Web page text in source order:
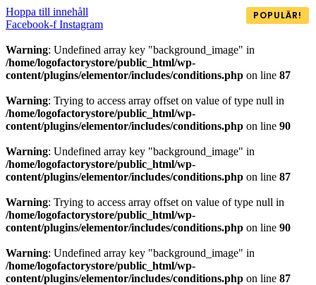
Hoppa till innehåll
Facebook-f Instagram
Warning: Undefined array key "background_image" in
/home/logofactorystore/public_html/wp-
content/plugins/elementor/includes/conditions.php on line 87
Warning: Trying to access array offset on value of type null in
/home/logofactorystore/public_html/wp-
content/plugins/elementor/includes/conditions.php on line 90
Warning: Undefined array key "background_image" in
/home/logofactorystore/public_html/wp-
content/plugins/elementor/includes/conditions.php on line 87
Warning: Trying to access array offset on value of type null in
/home/logofactorystore/public_html/wp-
content/plugins/elementor/includes/conditions.php on line 90
Warning: Undefined array key "background_image" in
/home/logofactorystore/public_html/wp-
content/plugins/elementor/includes/conditions.php on line 87
POPULÄR!